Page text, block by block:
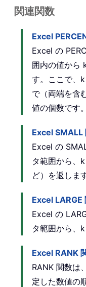
関連関数
Excel
Excel の
囲内の値から
す。ここで、
で（両端を含
値の個数です。
Excel SMALL
Excel の
タ範囲から、
ど）を返します
Excel LARGE
Excel の
タ範囲から、
Excel RANK
RANK 関数は
定した数値の